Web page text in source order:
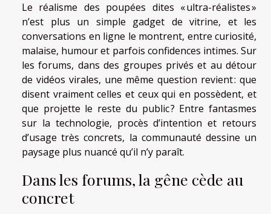
Le réalisme des poupées dites « ultra-réalistes »
n’est plus un simple gadget de vitrine, et les
conversations en ligne le montrent, entre curiosité,
malaise, humour et parfois confidences intimes. Sur
les forums, dans des groupes privés et au détour
de vidéos virales, une même question revient : que
disent vraiment celles et ceux qui en possèdent, et
que projette le reste du public ? Entre fantasmes
sur la technologie, procès d’intention et retours
d’usage très concrets, la communauté dessine un
paysage plus nuancé qu’il n’y paraît.
Dans les forums, la gêne cède au
concret